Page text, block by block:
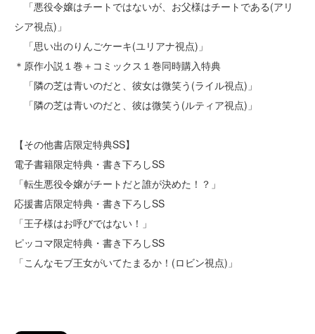
「悪役令嬢はチートではないが、お父様はチートである(アリ
シア視点)」
「思い出のりんごケーキ(ユリアナ視点)」
＊原作小説１巻＋コミックス１巻同時購入特典
「隣の芝は青いのだと、彼女は微笑う(ライル視点)」
「隣の芝は青いのだと、彼は微笑う(ルティア視点)」
【その他書店限定特典SS】
電子書籍限定特典・書き下ろしSS
「転生悪役令嬢がチートだと誰が決めた！？」
応援書店限定特典・書き下ろしSS
「王子様はお呼びではない！」
ピッコマ限定特典・書き下ろしSS
「こんなモブ王女がいてたまるか！(ロビン視点)」